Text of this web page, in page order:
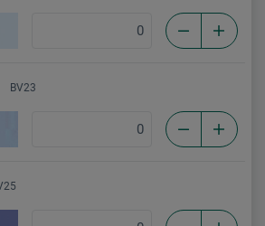
BV23